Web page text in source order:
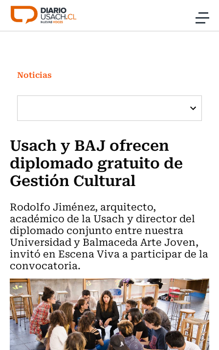
Click acá para ir directamente al contenido
Investigación
Cultura
Programas Radio y TV Usach
Noticias
Usach y BAJ ofrecen
diplomado gratuito de
Gestión Cultural
Rodolfo Jiménez, arquitecto,
académico de la Usach y director del
diplomado conjunto entre nuestra
Universidad y Balmaceda Arte Joven,
invitó en Escena Viva a participar de la
convocatoria.